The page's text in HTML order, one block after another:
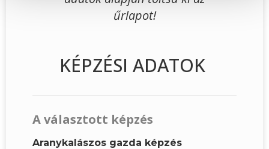
űrlapot!
KÉPZÉSI ADATOK
A választott képzés
Aranykalászos gazda képzés